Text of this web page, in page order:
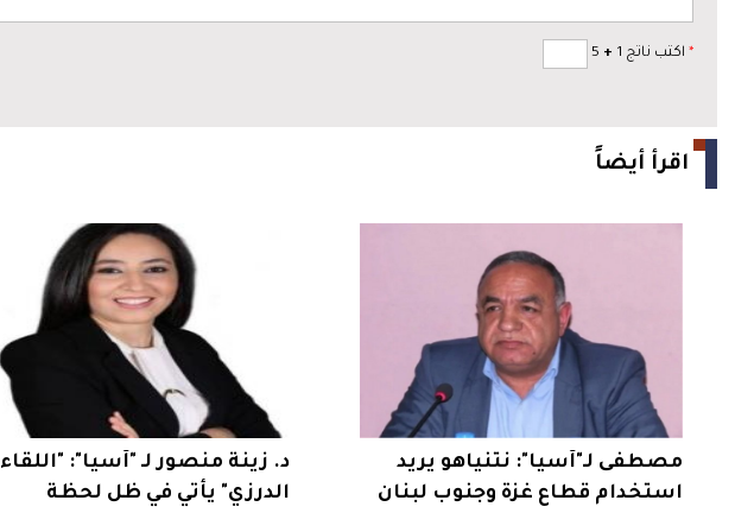
* اكتب ناتج 1 +
اقرأ أيضاً
مصطفى لـ"آسيا": نتنياهو يريد
استخدام قطاع غزة وجنوب لبنان
د. زينة منصور لـ "آسيا": "اللقاء
الدرزي" يأتي في ظل لحظة